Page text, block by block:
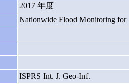
2017 年度
Nationwide Flood Monitoring for
ISPRS Int. J. Geo-Inf.